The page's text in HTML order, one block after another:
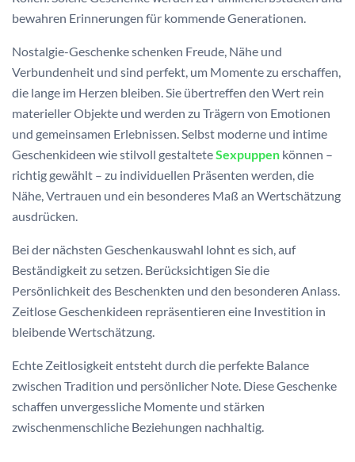
bewahren Erinnerungen für kommende Generationen.
Nostalgie-Geschenke schenken Freude, Nähe und
Verbundenheit und sind perfekt, um Momente zu erschaffen,
die lange im Herzen bleiben. Sie übertreffen den Wert rein
materieller Objekte und werden zu Trägern von Emotionen
und gemeinsamen Erlebnissen. Selbst moderne und intime
Geschenkideen wie stilvoll gestalteteSexpuppen können –
richtig gewählt – zu individuellen Präsenten werden, die
Nähe, Vertrauen und ein besonderes Maß an Wertschätzung
ausdrücken.
Bei der nächsten Geschenkauswahl lohnt es sich, auf
Beständigkeit zu setzen. Berücksichtigen Sie die
Persönlichkeit des Beschenkten und den besonderen Anlass.
Zeitlose Geschenkideen repräsentieren eine Investition in
bleibende Wertschätzung.
Echte Zeitlosigkeit entsteht durch die perfekte Balance
zwischen Tradition und persönlicher Note. Diese Geschenke
schaffen unvergessliche Momente und stärken
zwischenmenschliche Beziehungen nachhaltig.